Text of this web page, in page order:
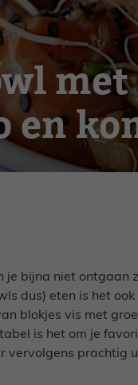
en
je bijna niet
dus) eten is het
blokjes vis met
is het om je
vervolgens prachtig